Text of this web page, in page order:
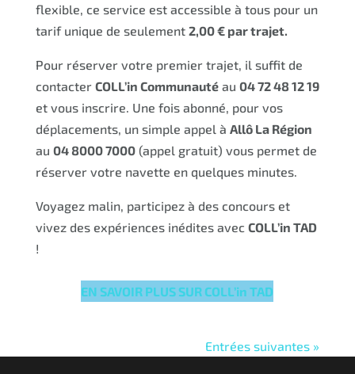
flexible, ce service est accessible à tous pour un
tarif unique de seulement 2,00 € par trajet.
Pour réserver votre premier trajet, il suffit de
contacter COLL’in Communautéau 04 72 48 12 19
et vous inscrire. Une fois abonné, pour vos
déplacements, un simple appel à Allô La Région
au 04 8000 7000(appel gratuit) vous permet de
réserver votre navette en quelques minutes.
Voyagez malin, participez à des concours et
vivez des expériences inédites avec COLL’in TAD
!
EN SAVOIR PLUS SUR COLL’in TAD
Entrées suivantes »